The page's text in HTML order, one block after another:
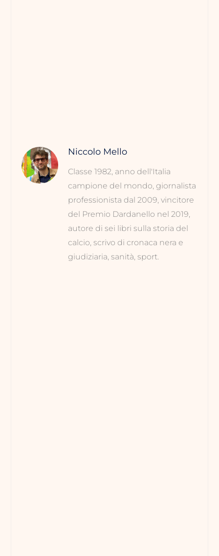
Niccolo Mello
Classe 1982, anno dell'Italia
campione del mondo, giornalista
professionista dal 2009, vincitore
del Premio Dardanello nel 2019,
autore di sei libri sulla storia del
calcio, scrivo di cronaca nera e
giudiziaria, sanità, sport.